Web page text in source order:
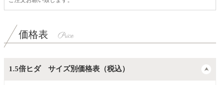
価格表
1.5倍ヒダ サイズ別価格表（税込）